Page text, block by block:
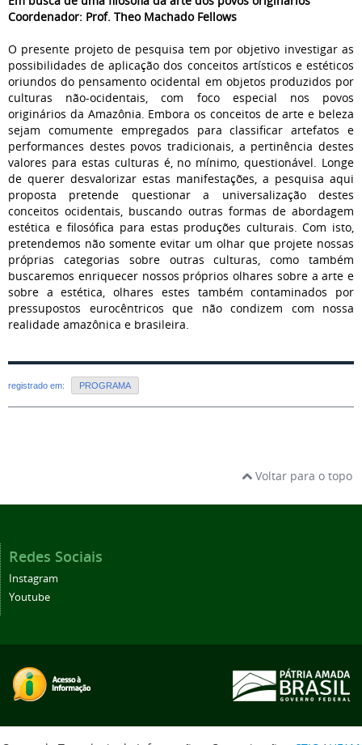
Coordenador: Prof. Theo Machado Fellows
O presente projeto de pesquisa tem por objetivo investigar as
possibilidades de aplicação dos conceitos artísticos e estéticos
oriundos do pensamento ocidental em objetos produzidos por
culturas não-ocidentais, com foco especial nos povos
originários da Amazônia. Embora os conceitos de arte e beleza
sejam comumente empregados para classificar artefatos e
performances destes povos tradicionais, a pertinência destes
valores para estas culturas é, no mínimo, questionável. Longe
de querer desvalorizar estas manifestações, a pesquisa aqui
proposta pretende questionar a universalização destes
conceitos ocidentais, buscando outras formas de abordagem
estética e filosófica para estas produções culturais. Com isto,
pretendemos não somente evitar um olhar que projete nossas
próprias categorias sobre outras culturas, como também
buscaremos enriquecer nossos próprios olhares sobre a arte e
sobre a estética, olhares estes também contaminados por
pressupostos eurocêntricos que não condizem com nossa
realidade amazônica e brasileira.
registrado em: PROGRAMA
Voltar para o topo
Redes Sociais
Instagram
Youtube